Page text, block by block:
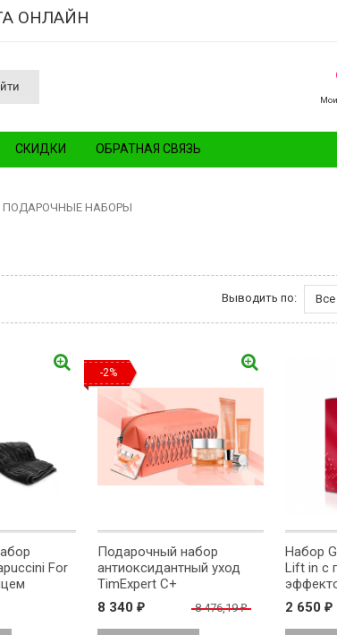
ОНЛАЙН
СКИДКИ ОБРАТНАЯ СВЯЗЬ
ПОДАРОЧНЫЕ НАБОРЫ
Выводить по: Все
For
-2%
Подарочный набор
антиоксидантный уход
TimExpert C+
8 340 ₽ 8 476,19₽
Набор
Lift in с
2 650 ₽